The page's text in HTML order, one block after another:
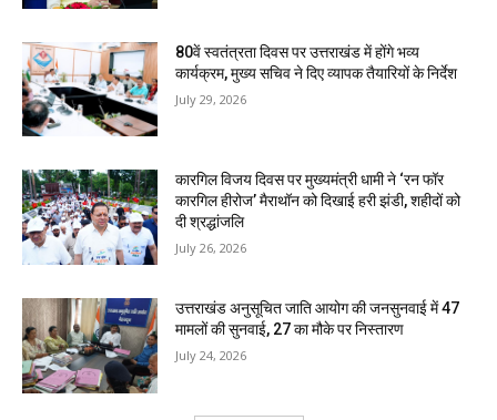
80वें स्वतंत्रता दिवस पर उत्तराखंड में होंगे भव्य
कार्यक्रम, मुख्य सचिव ने दिए व्यापक तैयारियों के निर्देश
July 29, 2026
कारगिल विजय दिवस पर मुख्यमंत्री धामी ने ‘रन फॉर
कारगिल हीरोज’ मैराथॉन को दिखाई हरी झंडी, शहीदों को
दी श्रद्धांजलि
July 26, 2026
उत्तराखंड अनुसूचित जाति आयोग की जनसुनवाई में 47
मामलों की सुनवाई, 27 का मौके पर निस्तारण
July 24, 2026